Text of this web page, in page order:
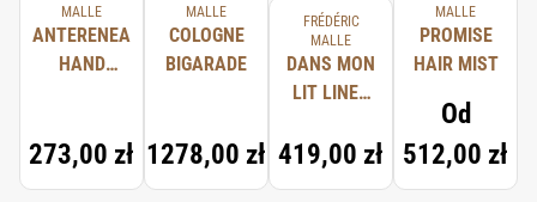
MALLE
ANTERENEA
HAND
273,00 zł
MALLE
COLOGNE
BIGARADE
1278,00 zł
FRÉDÉRIC
MALLE
DANS MON
LIT LINEN
419,00 zł
MALLE
PROMISE
HAIR MIST
Od
512,00 zł